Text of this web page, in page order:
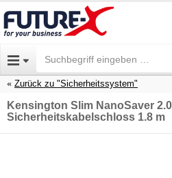
Zurück zu "Sicherheitssystem"
Kensington Slim NanoSaver
Sicherheitskabelschloss 1.8 m